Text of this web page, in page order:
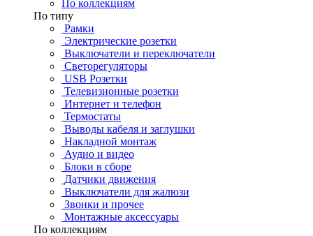
По коллекциям
По типу
Рамки
Электрические розетки
Выключатели и переключатели
Светорегуляторы
USB Розетки
Телевизионные розетки
Интернет и телефон
Термостаты
Выводы кабеля и заглушки
Накладной монтаж
Аудио и видео
Блоки в сборе
Датчики движения
Выключатели для жалюзи
Звонки и прочее
Монтажные аксессуары
По коллекциям